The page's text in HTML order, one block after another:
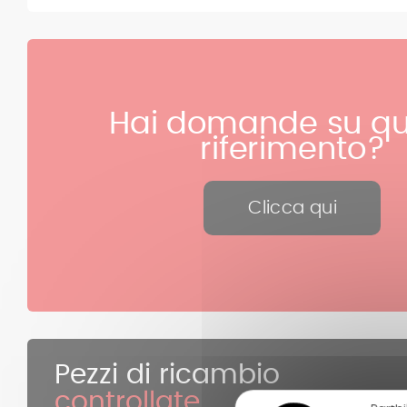
Hai domande su
riferimento?
Clicca qui
Pezzi di ricambio